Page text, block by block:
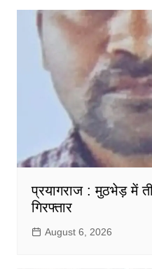
प्रयागराज : मुठभेड़ में
गिरफ्तार
August 6, 2026